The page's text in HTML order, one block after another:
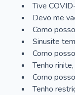
Tive
Devo me
Como
Sinusite
Como
Tenho
Como
Tenho